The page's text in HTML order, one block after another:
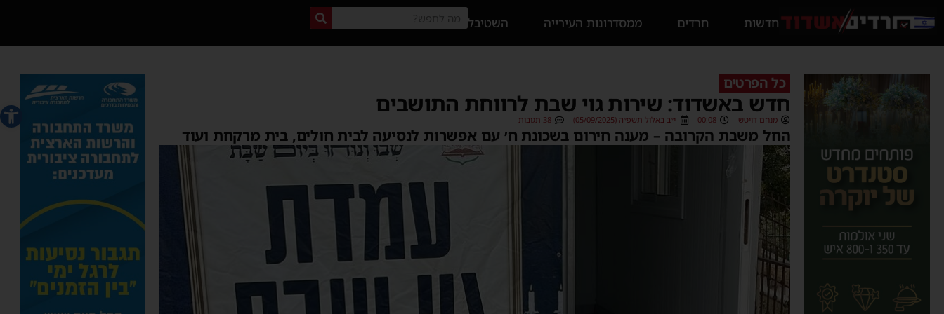
פתח
חדשות חרדים ממסדרונות העירייה השטיבל
כל הפרטים
חדש באשדוד: שירות גוי שבת לרווחת התושבים
מנחם דויטש 00:08 י״ב באלול תשפ״ה (05/09/2025) 38 תגובות
החל משבת הקרובה – מענה חירום בשכונת ח׳ עם אפשרות לנסיעה לבית חולים, בית מרקחת ועוד